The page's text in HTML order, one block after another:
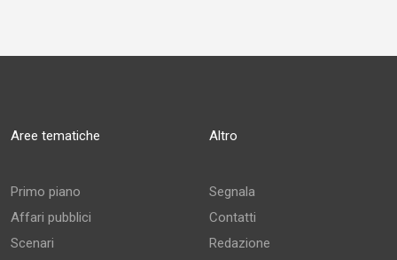
Aree tematiche
Primo piano
Affari pubblici
Scenari
Altro
Segnala
Contatti
Redazione